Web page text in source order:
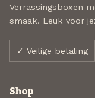
Verrassingsboxen
smaak. Leuk voor
✓ Veilige betaling
Shop